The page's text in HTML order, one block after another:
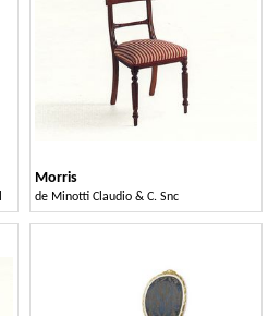
Morris
de Minotti Claudio & C. Snc